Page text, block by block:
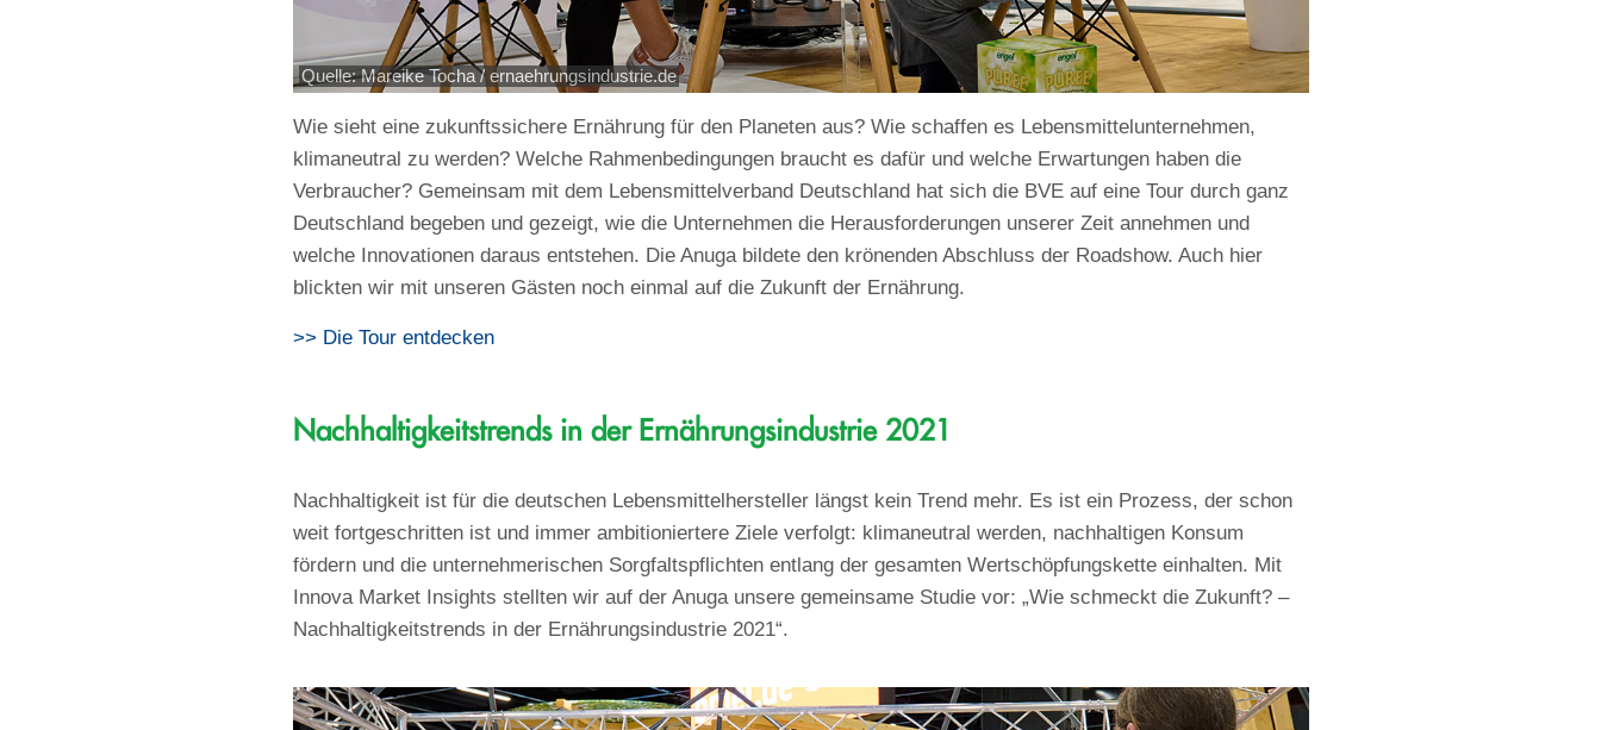
Quelle: Mareike Tocha / ernaehrungsindustrie.de
Wie sieht eine zukunftssichere Ernährung für den Planeten aus? Wie schaffen es Lebensmittelunternehmen,
klimaneutral zu werden? Welche Rahmenbedingungen braucht es dafür und welche Erwartungen haben die
Verbraucher? Gemeinsam mit dem Lebensmittelverband Deutschland hat sich die BVE auf eine Tour durch ganz
Deutschland begeben und gezeigt, wie die Unternehmen die Herausforderungen unserer Zeit annehmen und
welche Innovationen daraus entstehen. Die Anuga bildete den krönenden Abschluss der Roadshow. Auch hier
blickten wir mit unseren Gästen noch einmal auf die Zukunft der Ernährung.
>> Die Tour entdecken
Nachhaltigkeitstrends in der Ernährungsindustrie 2021
Nachhaltigkeit ist für die deutschen Lebensmittelhersteller längst kein Trend mehr. Es ist ein Prozess, der schon
weit fortgeschritten ist und immer ambitioniertere Ziele verfolgt: klimaneutral werden, nachhaltigen Konsum
fördern und die unternehmerischen Sorgfaltspflichten entlang der gesamten Wertschöpfungskette einhalten. Mit
Innova Market Insights stellten wir auf der Anuga unsere gemeinsame Studie vor: „Wie schmeckt die Zukunft? –
Nachhaltigkeitstrends in der Ernährungsindustrie 2021“.